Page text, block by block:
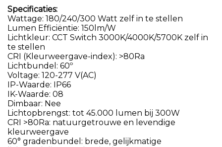
Specificaties:
Wattage: 180/240/300 Watt zelf in te stellen
Lumen Efficiëntie: 150lm/W
Lichtkleur: CCT Switch 3000K/4000K/5700K zelf in
te stellen
CRI (Kleurweergave-index): >80Ra
Lichtbundel: 60º
Voltage: 120-277 V(AC)
IP-Waarde: IP66
IK-Waarde: 08
Dimbaar: Nee
Lichtopbrengst: tot 45.000 lumen bij 300W
CRI >80Ra: natuurgetrouwe en levendige
kleurweergave
60° gradenbundel: brede, gelijkmatige